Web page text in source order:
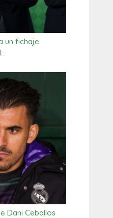
un fichaje
Dani Ceballos